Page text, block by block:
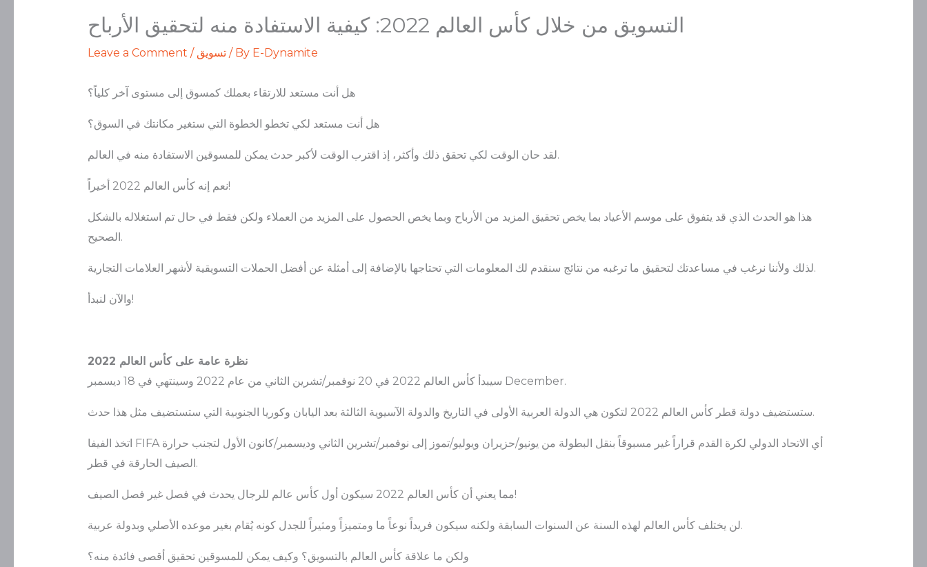
التسويق من خلال كأس العالم 2022: كيفية الاستفادة منه لتحقيق الأرباح
Leave a Comment / تسويق/ By E-Dynamite
هل أنت مستعد للارتقاء بعملك كمسوق إلى مستوى آخر كلياً؟
هل أنت مستعد لكي تخطو الخطوة التي ستغير مكانتك في السوق؟
لقد حان الوقت لكي تحقق ذلك وأكثر، إذ اقترب الوقت لأكبر حدث يمكن للمسوقين الاستفادة منه في العالم.
نعم إنه كأس العالم 2022 أخيراً!
هذا هو الحدث الذي قد يتفوق على موسم الأعياد بما يخص تحقيق المزيد من الأرباح وبما يخص الحصول على المزيد من العملاء ولكن فقط في حال تم استغلاله بالشكل
الصحيح.
لذلك ولأننا نرغب في مساعدتك لتحقيق ما ترغبه من نتائج سنقدم لك المعلومات التي تحتاجها بالإضافة إلى أمثلة عن أفضل الحملات التسويقية لأشهر العلامات التجارية.
والآن لنبدأ!
نظرة عامة على كأس العالم 2022
سيبدأ كأس العالم 2022 في 20 نوفمبر/تشرين الثاني من عام 2022 وسينتهي في 18 ديسمبر December.
ستستضيف دولة قطر كأس العالم 2022 لتكون هي الدولة العربية الأولى في التاريخ والدولة الآسيوية الثالثة بعد اليابان وكوريا الجنوبية التي ستستضيف مثل هذا حدث.
اتخذ الفيفا FIFA أي الاتحاد الدولي لكرة القدم قراراً غير مسبوقاً بنقل البطولة من يونيو/حزيران ويوليو/تموز إلى نوفمبر/تشرين الثاني وديسمبر/كانون الأول لتجنب حرارة
الصيف الحارقة في قطر.
مما يعني أن كأس العالم 2022 سيكون أول كأس عالم للرجال يحدث في فصل غير فصل الصيف!
لن يختلف كأس العالم لهذه السنة عن السنوات السابقة ولكنه سيكون فريداً نوعاً ما ومتميزاً ومثيراً للجدل كونه يُقام بغير موعده الأصلي وبدولة عربية.
ولكن ما علاقة كأس العالم بالتسويق؟ وكيف يمكن للمسوقين تحقيق أقصى فائدة منه؟